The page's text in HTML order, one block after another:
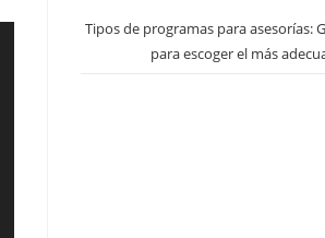
Tipos de programas para asesorías:
para escoger el más